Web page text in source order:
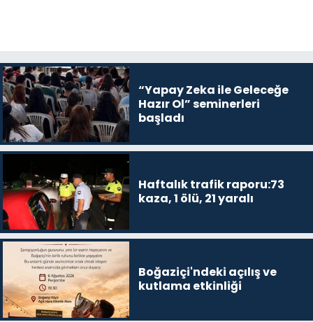
“Yapay Zeka ile Geleceğe
Hazır Ol” seminerleri
başladı
Haftalık trafik raporu:73
kaza, 1 ölü, 21 yaralı
Boğaziçi'ndeki açılış ve
kutlama etkinliği